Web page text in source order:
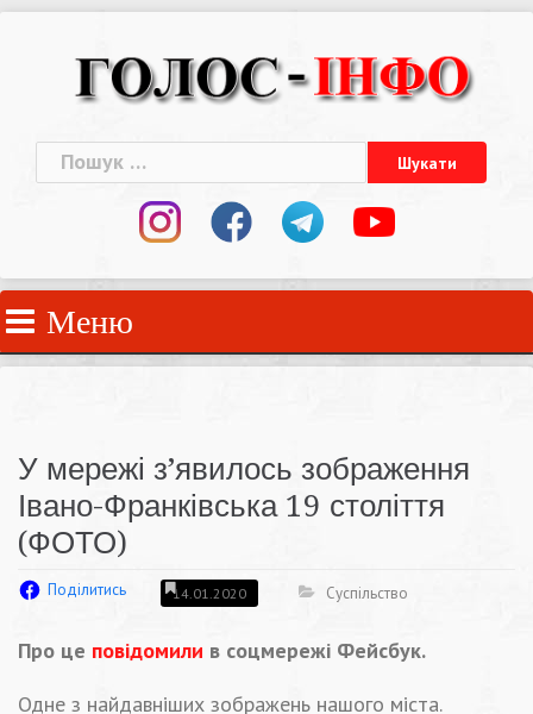
Пошук:
Меню
У мережі з’явилось зображення
Івано-Франківська 19 століття
(ФОТО)
Поділитись 14.01.2020 Суспільство
Про це повідомили в соцмережі Фейсбук.
Одне з найдавніших зображень нашого міста.